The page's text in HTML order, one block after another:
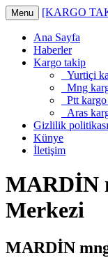
Menu [KARGO
Ana Sayfa
Haberler
Kargo takip
Yurtiçi
Mng
Ptt
Aras
Gizlilik politikası
Künye
İletişim
MARDİN
Merkezi
MARDİN